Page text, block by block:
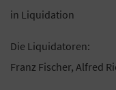
in Liquidation
Die Liquidatoren:
Franz Fischer, Alfred